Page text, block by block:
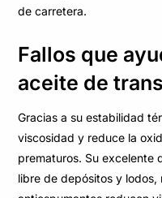
de carretera.
Fallos que
aceite de
Gracias a su estabilidad
viscosidad y reduce la
prematuros. Su excelente
libre de depósitos y